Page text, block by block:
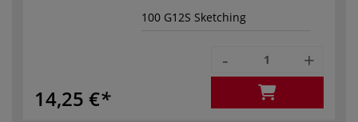
100 G12S Sketching
14,25 €
- +